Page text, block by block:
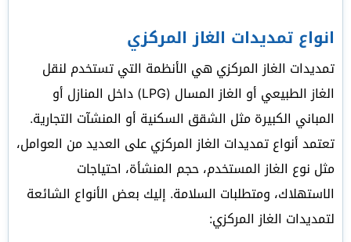
انواع تمديدات الغاز المركزي
تمديدات الغاز المركزي هي الأنظمة التي تستخدم لنقل
الغاز الطبيعي أو الغاز المسال (LPG) داخل المنازل أو
المباني الكبيرة مثل الشقق السكنية أو المنشآت التجارية.
تعتمد أنواع تمديدات الغاز المركزي على العديد من العوامل،
مثل نوع الغاز المستخدم، حجم المنشأة، احتياجات
الاستهلاك، ومتطلبات السلامة. إليك بعض الأنواع الشائعة
لتمديدات الغاز المركزي: